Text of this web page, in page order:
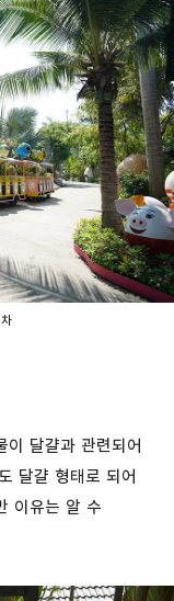
이 달걀과 관련되어
달걀 형태로 되어
이유는 알 수